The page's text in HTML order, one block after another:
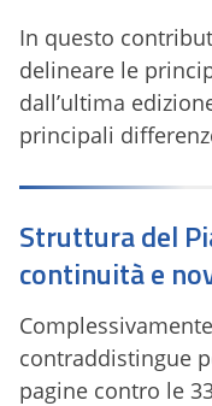
In questo
delineare le
dall’ultima
principali
Struttura del
continuità e
contraddistingue
pagine contro le